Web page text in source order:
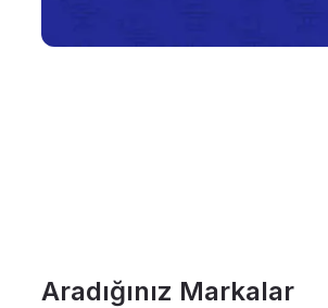
Aradığınız Markalar